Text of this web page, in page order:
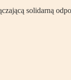
solidarną